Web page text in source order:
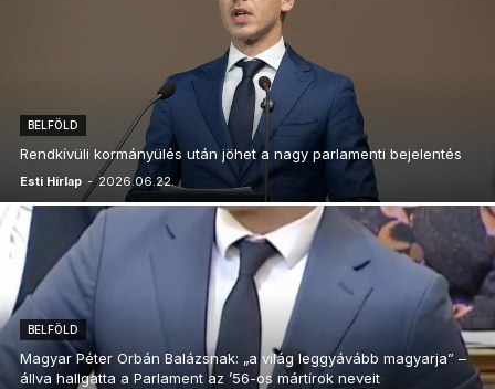
BELFÖLD
Rendkívüli kormányülés után jöhet a nagy parlamenti bejelentés
Esti Hírlap - 2026.06.22.
BELFÖLD
Magyar Péter Orbán Balázsnak: „a világ leggyávább magyarja” –
állva hallgatta a Parlament az ’56-os mártírok neveit